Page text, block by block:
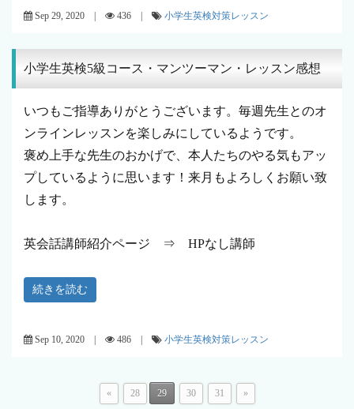
Sep 29, 2020 | 436 | 小学生英検対策レッスン
小学生英検5級コース・マンツーマン・レッスン感想
いつもご指導ありがとうございます。毎週先生とのオ
ンラインレッスンを楽しみにしているようです。
褒め上手な先生のおかげで、本人たちのやる気もアッ
プしているように思います！来月もよろしくお願い致
します。
英会話講師紹介ページ ⇒ HPなし講師
続きを読む
Sep 10, 2020 | 486 | 小学生英検対策レッスン
« 28 29 30 31 »